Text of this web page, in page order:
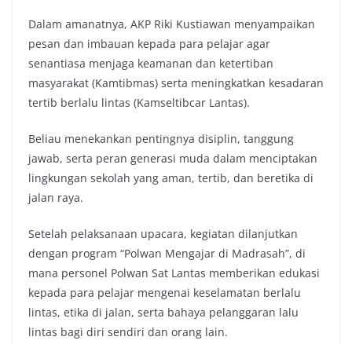
Dalam amanatnya, AKP Riki Kustiawan menyampaikan
pesan dan imbauan kepada para pelajar agar
senantiasa menjaga keamanan dan ketertiban
masyarakat (Kamtibmas) serta meningkatkan kesadaran
tertib berlalu lintas (Kamseltibcar Lantas).
Beliau menekankan pentingnya disiplin, tanggung
jawab, serta peran generasi muda dalam menciptakan
lingkungan sekolah yang aman, tertib, dan beretika di
jalan raya.
Setelah pelaksanaan upacara, kegiatan dilanjutkan
dengan program “Polwan Mengajar di Madrasah”, di
mana personel Polwan Sat Lantas memberikan edukasi
kepada para pelajar mengenai keselamatan berlalu
lintas, etika di jalan, serta bahaya pelanggaran lalu
lintas bagi diri sendiri dan orang lain.